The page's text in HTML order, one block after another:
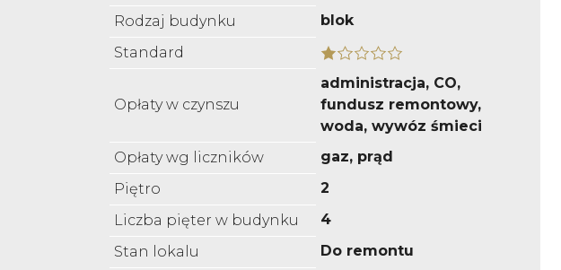
Rodzaj budynku
blok
Standard
Opłaty w czynszu
administracja, CO,
fundusz remontowy,
woda, wywóz śmieci
Opłaty wg liczników
gaz, prąd
Piętro
2
Liczba pięter w budynku
4
Stan lokalu
Do remontu